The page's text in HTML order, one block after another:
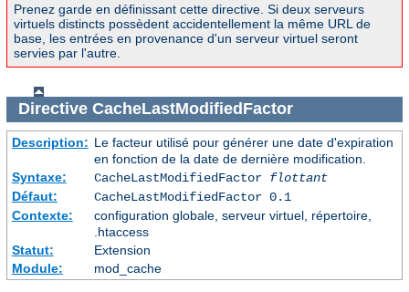
Prenez garde en définissant cette directive. Si deux serveurs
virtuels distincts possèdent accidentellement la même URL de
base, les entrées en provenance d'un serveur virtuel seront
servies par l'autre.
Directive CacheLastModifiedFactor
Description: Le facteur utilisé pour générer une date d'expiration
en fonction de la date de dernière modification.
Syntaxe:
CacheLastModifiedFactor flottant
Défaut:
CacheLastModifiedFactor 0.1
Contexte:
configuration globale, serveur virtuel, répertoire,
.htaccess
Statut:
Extension
Module:
mod_cache